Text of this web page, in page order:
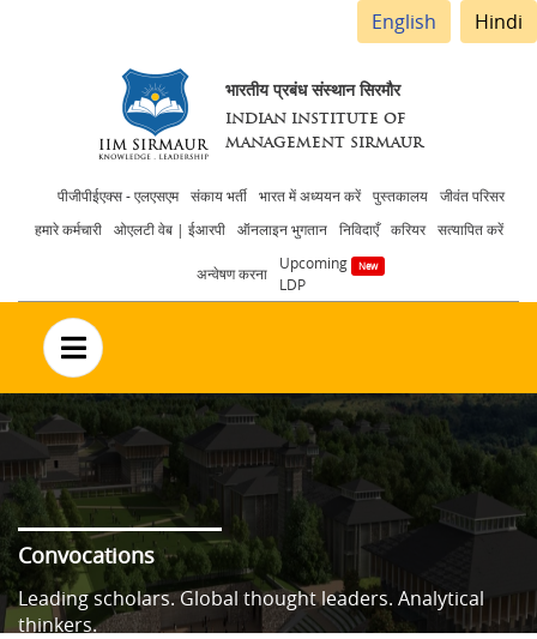
English Hindi
भारतीय प्रबंध संस्थान सिरमौर
INDIAN INSTITUTE OF
MANAGEMENT SIRMAUR
Header
menu
पीजीपीईएक्स - एलएसएम संकाय भर्ती भारत में अध्ययन करें पुस्तकालय
जीवंत परिसर
हमारे कर्मचारी
ओएलटी वेब | ईआरपी ऑनलाइन भुगतान निविदाएँ करियर सत्यापित करें
अन्वेषण करना
Upcoming
LDP
no text
Convocations
Leading scholars. Global thought leaders. Analytical
thinkers.